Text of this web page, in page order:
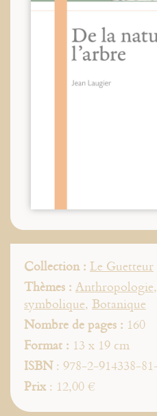
Collection : Le Guetteur
Thèmes : Anthropologie,
symbolique, Botanique
Nombre de pages : 160
Format : 13 x 19 cm
ISBN: 978-2-914338-
Prix: 12,00 €